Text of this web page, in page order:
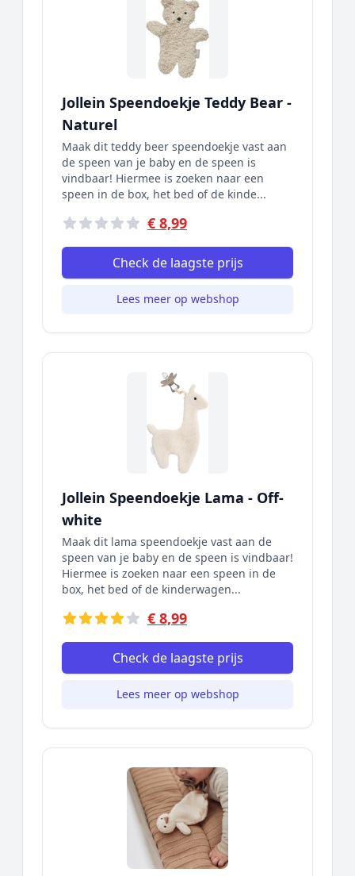
Jollein Speendoekje Teddy Bear -
Naturel
Maak dit teddy beer speendoekje vast aan
de speen van je baby en de speen is
vindbaar! Hiermee is zoeken naar een
speen in de box, het bed of de kinde...
€ 8,99
Check de laagste prijs
Lees meer op webshop
Jollein Speendoekje Lama - Off-
white
Maak dit lama speendoekje vast aan de
speen van je baby en de speen is vindbaar!
Hiermee is zoeken naar een speen in de
box, het bed of de kinderwagen...
€ 8,99
Check de laagste prijs
Lees meer op webshop